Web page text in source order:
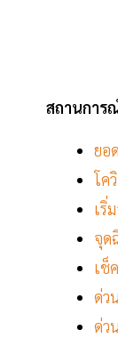
สถานการ
ยอ
โค
เริ่
จุด
เช็
ด่ว
ด่ว